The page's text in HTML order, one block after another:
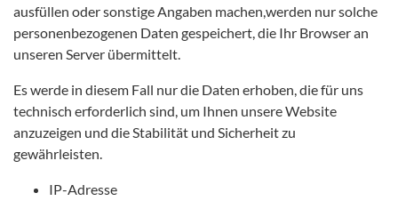
ausfüllen oder sonstige Angaben machen,werden nur solche
personenbezogenen Daten gespeichert, die Ihr Browser an
unseren Server übermittelt.
Es werde in diesem Fall nur die Daten erhoben, die für uns
technisch erforderlich sind, um Ihnen unsere Website
anzuzeigen und die Stabilität und Sicherheit zu
gewährleisten.
IP-Adresse